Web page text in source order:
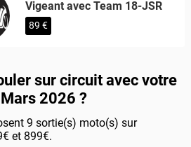
Vigeant avec Team 18-JSR
89 €
sur circuit avec votre
2026 ?
9 sortie(s) moto(s) sur
et 899€.